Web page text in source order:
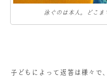
泳ぐのは本人。どこま
子どもによって返答は様々で